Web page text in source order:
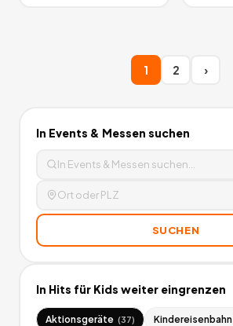
1 2 ›
In Events & Messen suchen
SUCHEN
In Hits für Kids weiter eingrenzen
Aktionsgeräte (37) Kindereisenbahn